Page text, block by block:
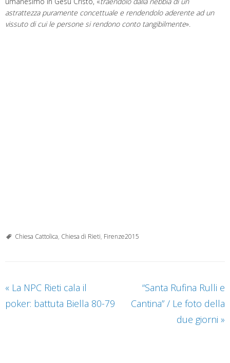
astrattezza puramente concettuale e rendendolo aderente ad un
vissuto di cui le persone si rendono conto tangibilmente».
Chiesa Cattolica, Chiesa di Rieti, Firenze2015
« La NPC Rieti cala il
poker: battuta Biella 80-79
“Santa Rufina Rulli e
Cantina” / Le foto della
due giorni »